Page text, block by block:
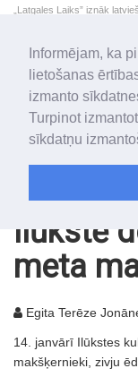
Informējam, ka
lietošanas
izmanto
Turpinot
sīkdatņu
„Latgales Laiks” iznāk
„Latgales Laiks” latviešu
2026. gada 9. augusts
Svētdiena
Genovefa, Genoveva,
Ilūkstē
meta
Egita Terēze
14. janvārī Ilūkstes
makšķernieki, zivju